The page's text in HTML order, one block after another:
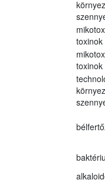
toxinok
toxinok